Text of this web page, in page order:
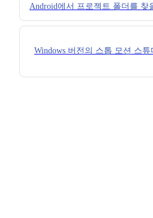
Android에서 프로젝트 폴더를 찾
Windows 버전의 스톱 모션 스